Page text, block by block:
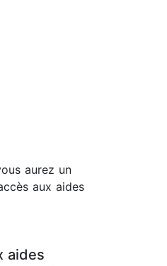
aurez un
aux aides
aides